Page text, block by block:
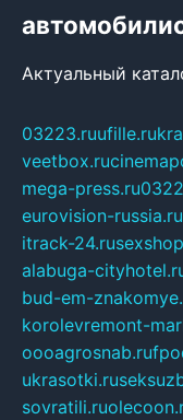
Актуальный
03223.ruufille.ru
veetbox.ru
mega-press.ru
eurovision-russia.ru
itrack-24.ru
alabuga-
bud-em-
korolevremont-
oooagrosnab.ru
ukrasotki.ru
sovratili.ru